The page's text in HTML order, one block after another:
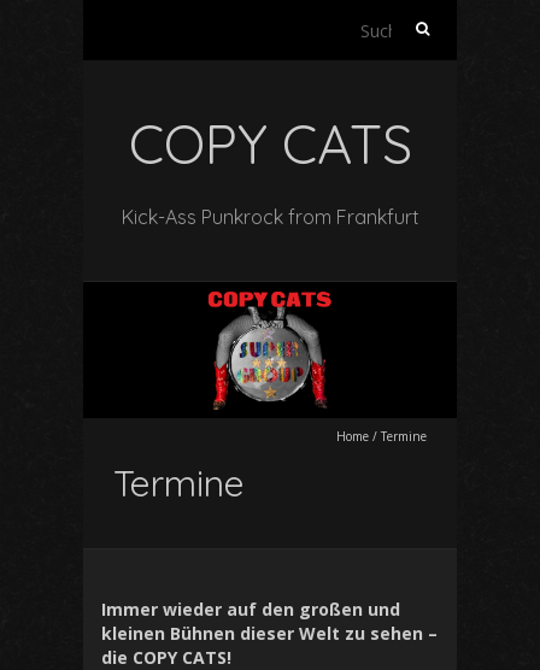
Suchen
COPY CATS
Kick-Ass Punkrock from Frankfurt
Home / Termine
Termine
Immer wieder auf den großen und
kleinen Bühnen dieser Welt zu sehen –
die COPY CATS!